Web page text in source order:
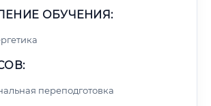
ОБУЧЕНИЯ:
переподготовка